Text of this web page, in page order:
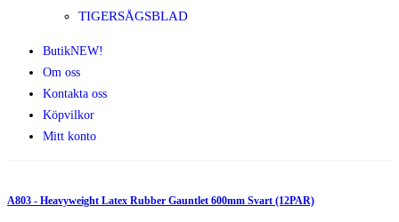
TIGERSÅGSBLAD
ButikNEW!
Om oss
Kontakta oss
Köpvilkor
Mitt konto
A803 - Heavyweight Latex Rubber Gauntlet 600mm Svart (12PAR)